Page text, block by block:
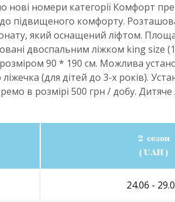
нові номери категорії Комфорт
підвищеного комфорту.
який оснащений ліфтом.
двоспальним ліжком king size
90 * 190 см. Можлива
(для дітей до 3-х років).
в розмірі 500 грн / добу.
2 сезон
(UAH)
24.06 -